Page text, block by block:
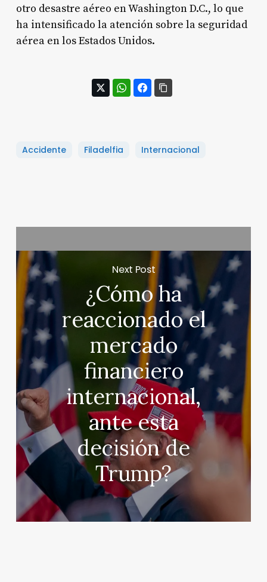
otro desastre aéreo en Washington D.C., lo que
ha intensificado la atención sobre la seguridad
aérea en los Estados Unidos.
Accidente Filadelfia Internacional
Next Post
¿Cómo ha
reaccionado el
mercado
financiero
internacional,
ante esta
decisión de
Trump?